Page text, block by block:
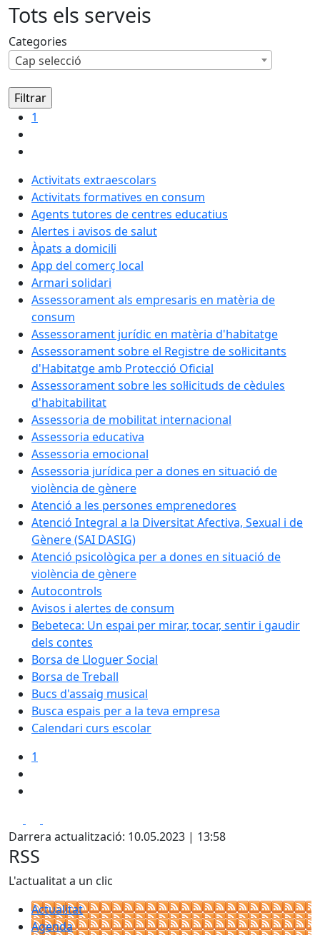
Tots els serveis
Categories
Cap selecció
1
Activitats extraescolars
Activitats formatives en consum
Agents tutores de centres educatius
Alertes i avisos de salut
Àpats a domicili
App del comerç local
Armari solidari
Assessorament als empresaris en matèria de
consum
Assessorament jurídic en matèria d'habitatge
Assessorament sobre el Registre de sol·licitants
d'Habitatge amb Protecció Oficial
Assessorament sobre les sol·licituds de cèdules
d'habitabilitat
Assessoria de mobilitat internacional
Assessoria educativa
Assessoria emocional
Assessoria jurídica per a dones en situació de
violència de gènere
Atenció a les persones emprenedores
Atenció Integral a la Diversitat Afectiva, Sexual i de
Gènere (SAI DASIG)
Atenció psicològica per a dones en situació de
violència de gènere
Autocontrols
Avisos i alertes de consum
Bebeteca: Un espai per mirar, tocar, sentir i gaudir
dels contes
Borsa de Lloguer Social
Borsa de Treball
Bucs d'assaig musical
Busca espais per a la teva empresa
Calendari curs escolar
1
Darrera actualització: 10.05.2023 | 13:58
RSS
L'actualitat a un clic
Actualitat
Agenda